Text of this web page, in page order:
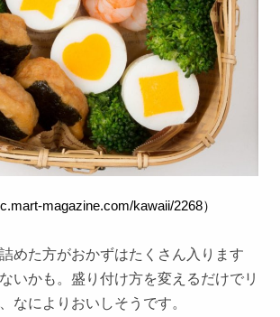
magazine.com/kawaii/2268）
めた方がおかずはたくさん入ります
いかも。盛り付け方を変えるだけでリ
なによりおいしそうです。